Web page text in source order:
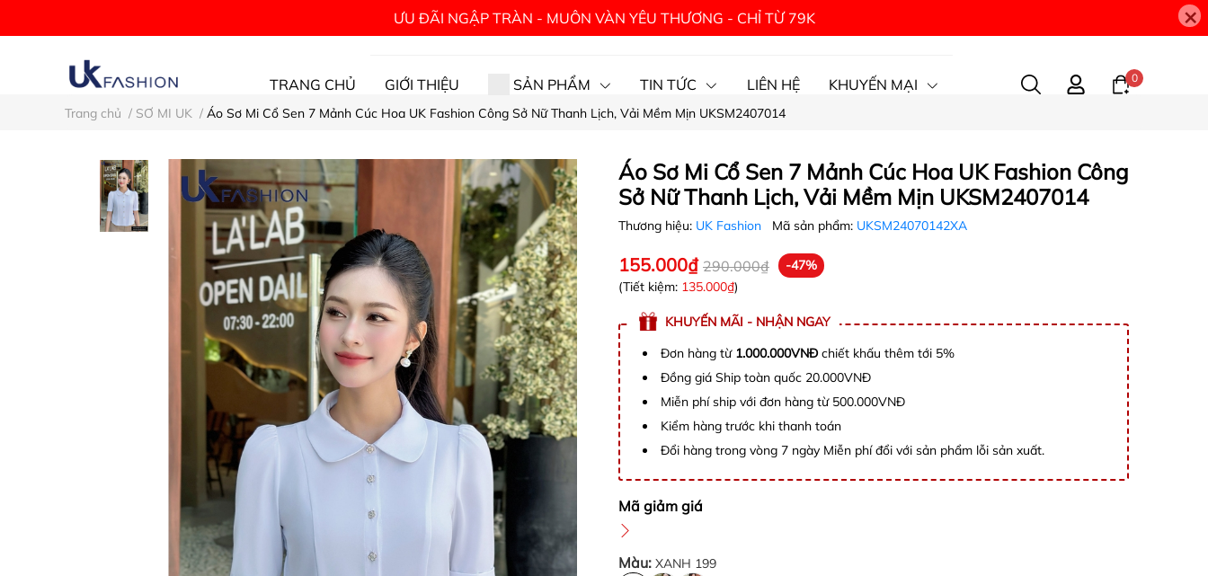
ƯU ĐÃI NGẬP TRÀN - MUÔN VÀN YÊU THƯƠNG - CHỈ TỪ 79K ×
TRANG CHỦ GIỚI THIỆU SẢN PHẨM TIN TỨC LIÊN HỆ KHUYẾN MẠI 0
Trang chủ / SƠ MI UK / Áo Sơ Mi Cổ Sen 7 Mảnh Cúc Hoa UK Fashion Công Sở Nữ Thanh Lịch, Vải Mềm Mịn UKSM2407014
Áo Sơ Mi Cổ Sen 7 Mảnh Cúc Hoa UK Fashion Công
Sở Nữ Thanh Lịch, Vải Mềm Mịn UKSM2407014
Thương hiệu: UK Fashion Mã sản phẩm: UKSM24070142XA
155.000₫ 290.000₫
-47%
(Tiết kiệm: 135.000₫)
KHUYẾN MÃI - NHẬN NGAY
Đơn hàng từ 1.000.000VNĐchiết khấu thêm tới 5%
Đồng giá Ship toàn quốc 20.000VNĐ
Miễn phí ship với đơn hàng từ 500.000VNĐ
Kiểm hàng trước khi thanh toán
Đổi hàng trong vòng 7 ngày Miễn phí đổi với sản phẩm lỗi sản xuất.
Mã giảm giá
Màu: XANH 199